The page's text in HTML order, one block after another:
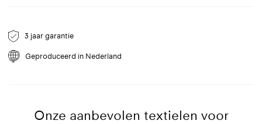
Geanodiseerd
aluminium
9001
9005
9010
3 jaar garantie
Geproduceerd in Nederland
Onze aanbevolen textielen voor